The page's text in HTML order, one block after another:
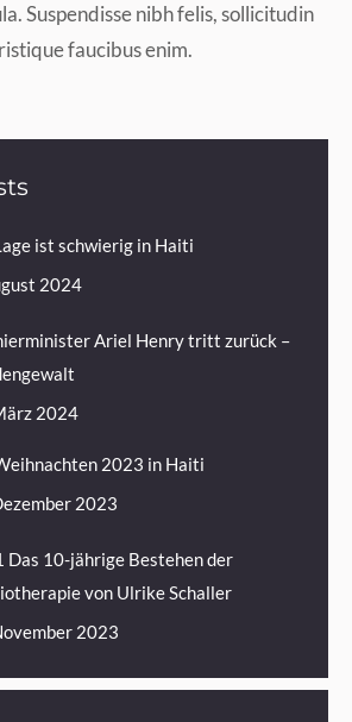
Suspendisse nibh felis, sollicitudin
faucibus enim.
ist schwierig in Haiti
2024
Ariel Henry tritt zurück –
2024
2023 in Haiti
2023
Das 10-jährige Bestehen der
von Ulrike Schaller
2023